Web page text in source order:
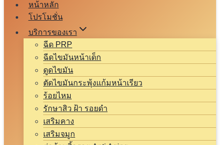
หน้าหลัก
โปรโมชั่น
บริการของเรา
ฉีด PRP
ฉีดไขมันหน้าเด็ก
ดูดไขมัน
ตัดไขมันกระพุ้งแก้มหน้าเรียว
ร้อยไหม
รักษาสิว ฝ้า รอยดำ
เสริมคาง
เสริมจมูก